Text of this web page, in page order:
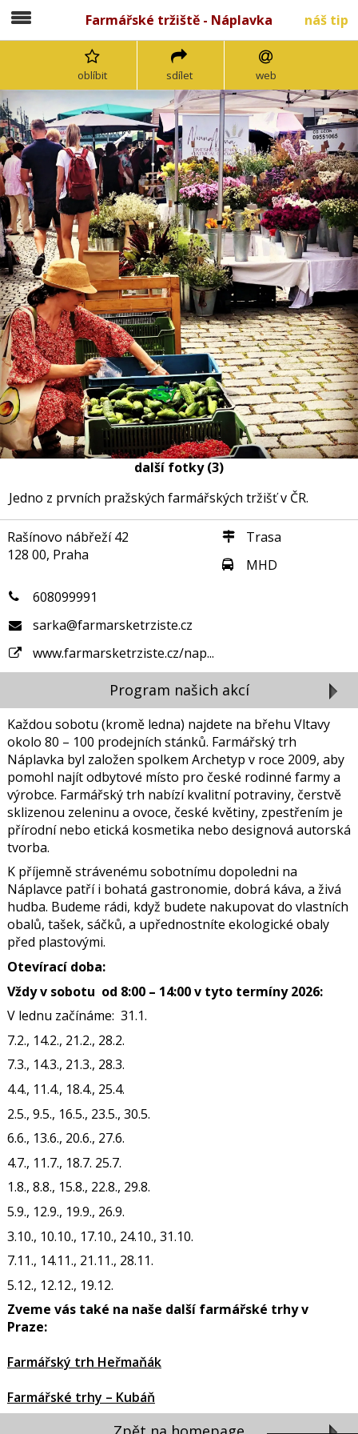
Farmářské tržiště - Náplavka náš tip
oblíbit sdílet web
další fotky (3)
Jedno z prvních pražských farmářských tržišť v ČR.
Rašínovo nábřeží 42
128 00, Praha
Trasa
MHD
608099991
sarka@farmarsketrziste.cz
www.farmarsketrziste.cz/nap...
Program našich akcí
Každou sobotu (kromě ledna) najdete na břehu Vltavy
okolo 80 – 100 prodejních stánků. Farmářský trh
Náplavka byl založen spolkem Archetyp v roce 2009, aby
pomohl najít odbytové místo pro české rodinné farmy a
výrobce. Farmářský trh nabízí kvalitní potraviny, čerstvě
sklizenou zeleninu a ovoce, české květiny, zpestřením je
přírodní nebo etická kosmetika nebo designová autorská
tvorba.
K příjemně strávenému sobotnímu dopoledni na
Náplavce patří i bohatá gastronomie, dobrá káva, a živá
hudba. Budeme rádi, když budete nakupovat do vlastních
obalů, tašek, sáčků, a upřednostníte ekologické obaly
před plastovými.
Otevírací doba:
Vždy v sobotu od 8:00 – 14:00 v tyto termíny 2026:
V lednu začínáme: 31.1.
7.2., 14.2., 21.2., 28.2.
7.3., 14.3., 21.3., 28.3.
4.4., 11.4., 18.4., 25.4.
2.5., 9.5., 16.5., 23.5., 30.5.
6.6., 13.6., 20.6., 27.6.
4.7., 11.7., 18.7. 25.7.
1.8., 8.8., 15.8., 22.8., 29.8.
5.9., 12.9., 19.9., 26.9.
3.10., 10.10., 17.10., 24.10., 31.10.
7.11., 14.11., 21.11., 28.11.
5.12., 12.12., 19.12.
Zveme vás také na naše další farmářské trhy v
Praze:
Farmářský trh Heřmaňák
Farmářské trhy – Kubáň